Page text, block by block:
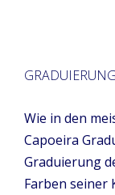
Wie in den
Capoeira
Graduierung
Farben seiner